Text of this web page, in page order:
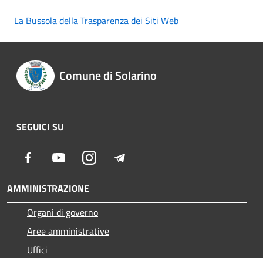
La Bussola della Trasparenza dei Siti Web
Comune di Solarino
SEGUICI SU
Facebook YoutubeInstagram
AMMINISTRAZIONE
Organi di governo
Aree amministrative
Uffici